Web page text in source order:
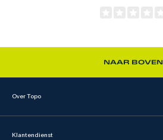
NAAR BOVEN
Over Topo
Klantendienst